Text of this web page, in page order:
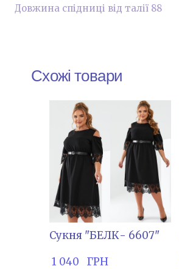
Довжина спідниці від талії 88
Схожі товари
Сукня "БЕЛК- 6607"
1 040   ГРН